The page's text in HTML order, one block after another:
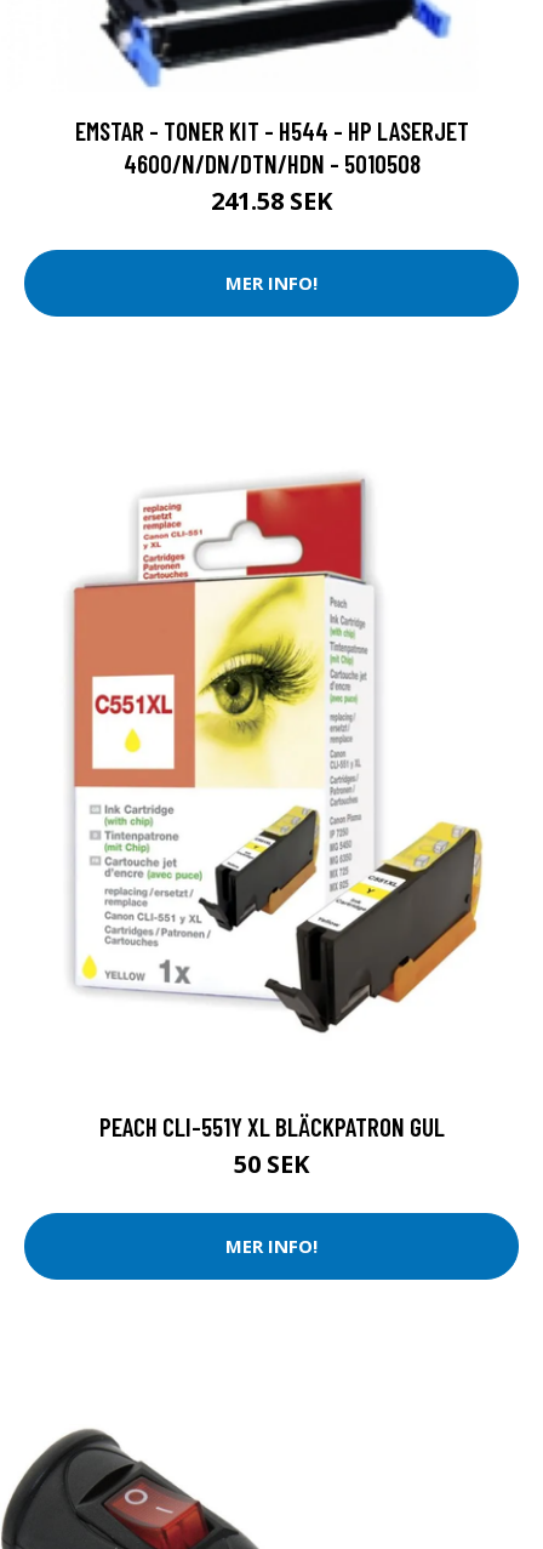
EMSTAR - TONER KIT - H544 - HP LASERJET
4600/N/DN/DTN/HDN - 5010508
241.58 SEK
MER INFO!
PEACH CLI-551Y XL BLÄCKPATRON GUL
50 SEK
MER INFO!